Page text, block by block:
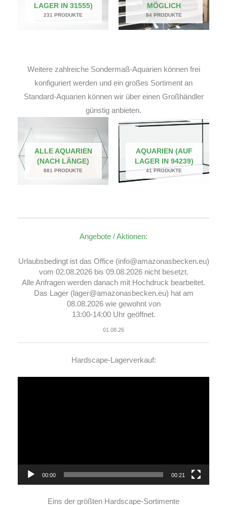
LAGER IN 31555)
231 PRODUKTE
MÖGLICH
84 PRODUKTE
Weitere zahlreiche Sondermaß-Aquarien können frei
konfiguriert werden und ein großes Sortiment an
Standard-Aquarien können wir über einen Großhändler
günstig anbieten.
ALLE AQUARIEN
(NACH LÄNGE)
881 PRODUKTE
AQUARIEN (AUF
LAGER IN 94239)
41 PRODUKTE
Angebote / Aktionen:
Urlaubsbedingt ist das Office (info@amazonasbecken.eu)
vom 02.08.2026 bis 09.08.2026 nicht besetzt.
Alle Anfragen werden danach mit Hochdruck bearbeitet.
Das Lager (lager@amazonasbecken.eu) hat am
08.08.2026 wie gewohnt von
13:00-14:00 Uhr geöffnet.
01.08.26
Hardscape-Lagerverkauf:
00:00 00:21
Eins der größten Hardscape-Sortimente